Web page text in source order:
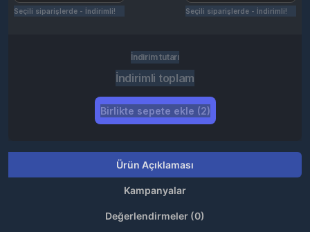
Seçili siparişlerde - İndirimli! Seçili siparişlerde - İndirimli!
İndirim tutarı
İndirimli toplam
Birlikte sepete ekle (2)
Ürün Açıklaması
Kampanyalar
Değerlendirmeler (0)